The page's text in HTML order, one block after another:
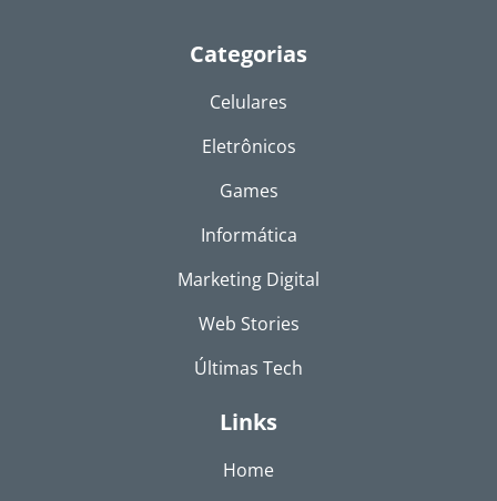
Categorias
Celulares
Eletrônicos
Games
Informática
Marketing Digital
Web Stories
Últimas Tech
Links
Home